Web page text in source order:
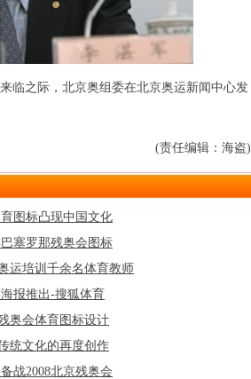
之际，北京奥组委在北京奥运新闻中心发
(责任编辑：海盗)
图标凸现中国文化
塞罗那残奥会图标
运培训千余名体育教师
报推出-搜狐体育
奥会体育图标设计
统文化的再度创作
战2008北京残奥会